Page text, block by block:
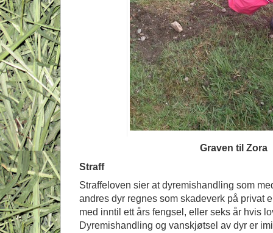
Graven til Zora
Straff
Straffeloven sier at dyremishandling som
andres dyr regnes som skadeverk på privat
med inntil ett års fengsel, eller seks år hvis
Dyremishandling og vanskjøtsel av dyr er